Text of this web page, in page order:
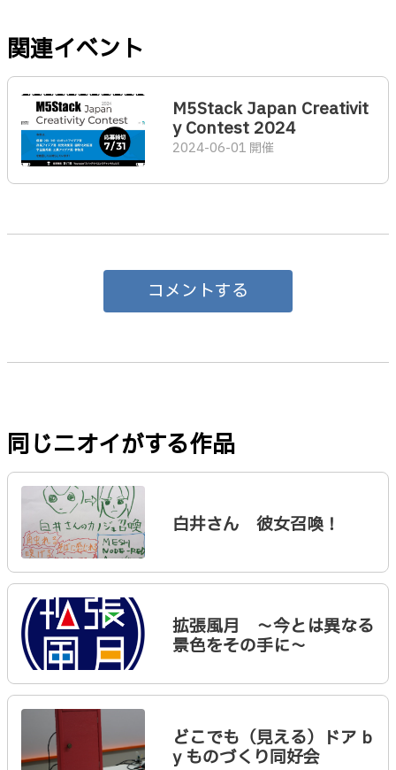
関連イベント
M5Stack Japan Creativit
y Contest 2024
2024-06-01 開催
コメントする
同じニオイがする作品
白井さん 彼女召喚！
拡張風月 ～今とは異なる
景色をその手に～
どこでも（見える）ドア b
y ものづくり同好会